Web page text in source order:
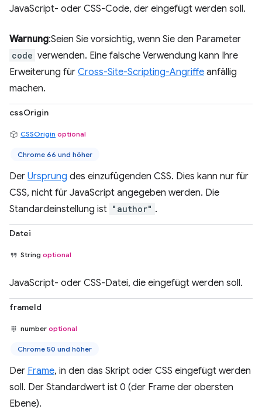
JavaScript- oder CSS-Code, der eingefügt werden soll.
Warnung:Seien Sie vorsichtig, wenn Sie den Parameter
code verwenden. Eine falsche Verwendung kann Ihre
Erweiterung für Cross-Site-Scripting-Angriffe anfällig
machen.
cssOrigin
CSSOrigin optional
Chrome 66 und höher
Der Ursprung des einzufügenden CSS. Dies kann nur für
CSS, nicht für JavaScript angegeben werden. Die
Standardeinstellung ist "author" .
Datei
String optional
JavaScript- oder CSS-Datei, die eingefügt werden soll.
frameId
number optional
Chrome 50 und höher
Der Frame, in den das Skript oder CSS eingefügt werden
soll. Der Standardwert ist 0 (der Frame der obersten
Ebene).